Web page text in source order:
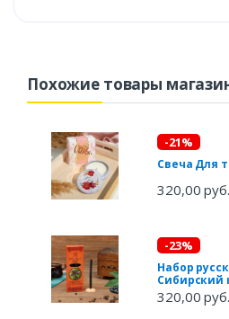
Похожие товары
-21%
Свеча Для
320,00 руб.
-23%
Набор
Сибирский
320,00 руб.